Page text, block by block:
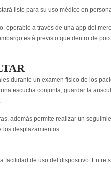
listo para su uso médico en
operable a través de una app del
está previsto que dentro de
durante un examen físico de los
escucha conjunta, guardar la
además permite realizar un
los desplazamientos.
de uso del dispositivo. Entre